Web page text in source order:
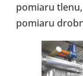
pomiaru
pomiaru